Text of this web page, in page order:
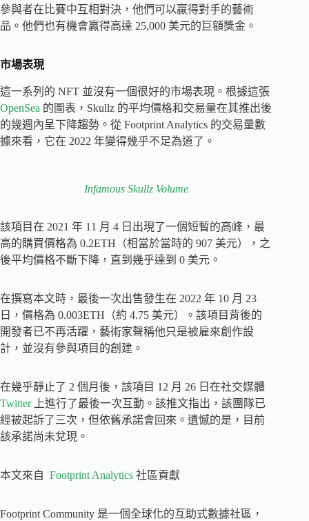
參與者在比賽中互相對決，他們可以贏得對手的藝術
品。他們也有機會贏得高達 25,000 美元的巨額獎金。
市場表現
這一系列的 NFT 並沒有一個很好的市場表現。根據這張
OpenSea 的圖表，Skullz 的平均價格和交易量在其推出後
的幾週內呈下降趨勢。從 Footprint Analytics 的交易量數
據來看，它在 2022 年變得幾乎不足為道了。
Infamous Skullz Volume
該項目在 2021 年 11 月 4 日出現了一個短暫的高峰，最
高的購買價格為 0.2ETH（相當於當時的 907 美元），之
後平均價格不斷下降，直到幾乎達到 0 美元。
在撰寫本文時，最後一次出售發生在 2022 年 10 月 23
日，價格為 0.003ETH（約 4.75 美元）。該項目背後的
開發者已不再活躍，藝術家聲稱他只是被雇來創作設
計，並沒有參與項目的創建。
在幾乎靜止了 2 個月後，該項目 12 月 26 日在社交媒體
Twitter上進行了最後一次互動。該推文指出，該團隊已
經被起訴了三次，但依舊承諾會回來。遺憾的是，目前
該承諾尚未兌現。
本文來自 Footprint Analytics 社區貢獻
Footprint Community 是一個全球化的互助式數據社區，